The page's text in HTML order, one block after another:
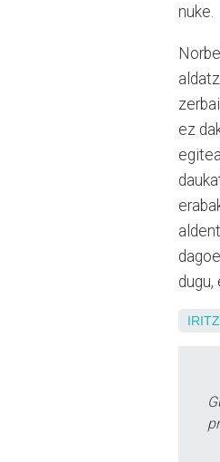
nuke.
ez
dugu,